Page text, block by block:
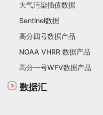
大气污染插值数据
Sentinel数据
高分四号数据产品
NOAA VHRR 数据产品
高分一号WFV数据产品
数据汇